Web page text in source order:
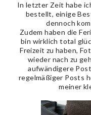
In letzter Zeit habe
bestellt, einige
dennoch
Zudem haben die
bin wirklich total
Freizeit zu haben,
wieder nach zu
aufwändigere
regelmäßiger Posts
meiner